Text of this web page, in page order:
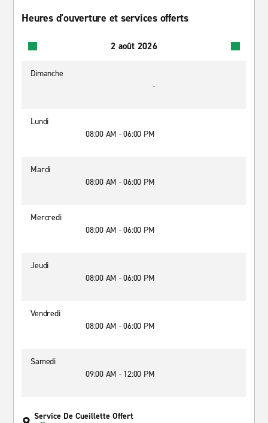
Heures d’ouverture et services offerts
2 août 2026
Dimanche
-
Lundi
08:00 AM - 06:00 PM
Mardi
08:00 AM - 06:00 PM
Mercredi
08:00 AM - 06:00 PM
Jeudi
08:00 AM - 06:00 PM
Vendredi
08:00 AM - 06:00 PM
Samedi
09:00 AM - 12:00 PM
Service De Cueillette Offert